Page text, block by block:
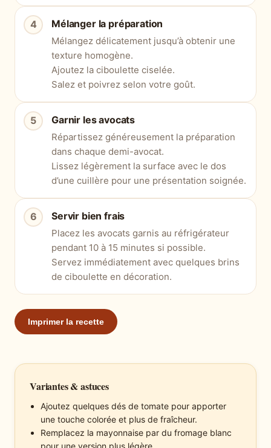
Mélanger la préparation
Mélangez délicatement jusqu’à obtenir une
texture homogène.
Ajoutez la ciboulette ciselée.
Salez et poivrez selon votre goût.
Garnir les avocats
Répartissez généreusement la préparation
dans chaque demi-avocat.
Lissez légèrement la surface avec le dos
d’une cuillère pour une présentation soignée.
Servir bien frais
Placez les avocats garnis au réfrigérateur
pendant 10 à 15 minutes si possible.
Servez immédiatement avec quelques brins
de ciboulette en décoration.
Imprimer la recette
Variantes & astuces
Ajoutez quelques dés de tomate pour apporter
une touche colorée et plus de fraîcheur.
Remplacez la mayonnaise par du fromage blanc
pour une version plus légère.